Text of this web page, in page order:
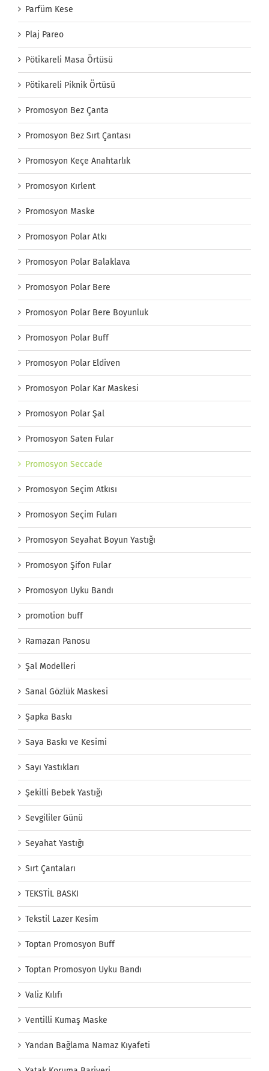
Parfüm Kese
Plaj Pareo
Pötikareli Masa Örtüsü
Pötikareli Piknik Örtüsü
Promosyon Bez Çanta
Promosyon Bez Sırt Çantası
Promosyon Keçe Anahtarlık
Promosyon Kırlent
Promosyon Maske
Promosyon Polar Atkı
Promosyon Polar Balaklava
Promosyon Polar Bere
Promosyon Polar Bere Boyunluk
Promosyon Polar Buff
Promosyon Polar Eldiven
Promosyon Polar Kar Maskesi
Promosyon Polar Şal
Promosyon Saten Fular
Promosyon Seccade
Promosyon Seçim Atkısı
Promosyon Seçim Fuları
Promosyon Seyahat Boyun Yastığı
Promosyon Şifon Fular
Promosyon Uyku Bandı
promotion buff
Ramazan Panosu
Şal Modelleri
Sanal Gözlük Maskesi
Şapka Baskı
Saya Baskı ve Kesimi
Sayı Yastıkları
Şekilli Bebek Yastığı
Sevgililer Günü
Seyahat Yastığı
Sırt Çantaları
TEKSTİL BASKI
Tekstil Lazer Kesim
Toptan Promosyon Buff
Toptan Promosyon Uyku Bandı
Valiz Kılıfı
Ventilli Kumaş Maske
Yandan Bağlama Namaz Kıyafeti